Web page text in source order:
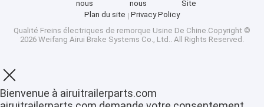
Aperçu
VR Show
nous
nous
Site
Plan du site
Privacy Policy
Qualité Freins électriques de remorque Usine De Chine.Copyright ©
2026 Weifang Airui Brake Systems Co., Ltd.. All Rights Reserved.
Bienvenue à airuitrailerparts.com